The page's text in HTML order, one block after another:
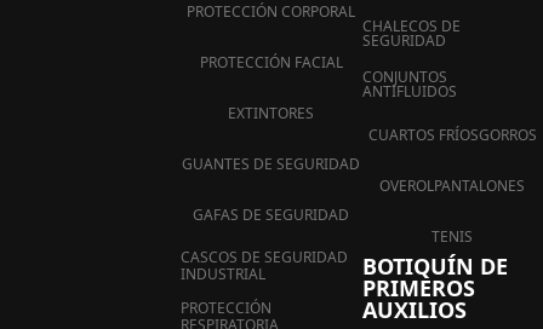
PROTECCIÓN CORPORAL
PROTECCIÓN FACIAL
EXTINTORES
GUANTES DE SEGURIDAD
GAFAS DE SEGURIDAD
CASCOS DE SEGURIDAD
INDUSTRIAL
PROTECCIÓN
CHALECOS DE
SEGURIDAD
CONJUNTOS
ANTIFLUIDOS
CUARTOS FRÍOSGORROS
OVEROLPANTALONES
TENIS
BOTIQUÍN DE
PRIMEROS
AUXILIOS